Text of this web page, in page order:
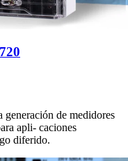
de medidores
apli- caciones
diferido.